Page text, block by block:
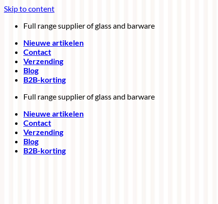
Skip to content
Full range supplier of glass and barware
Nieuwe artikelen
Contact
Verzending
Blog
B2B-korting
Full range supplier of glass and barware
Nieuwe artikelen
Contact
Verzending
Blog
B2B-korting